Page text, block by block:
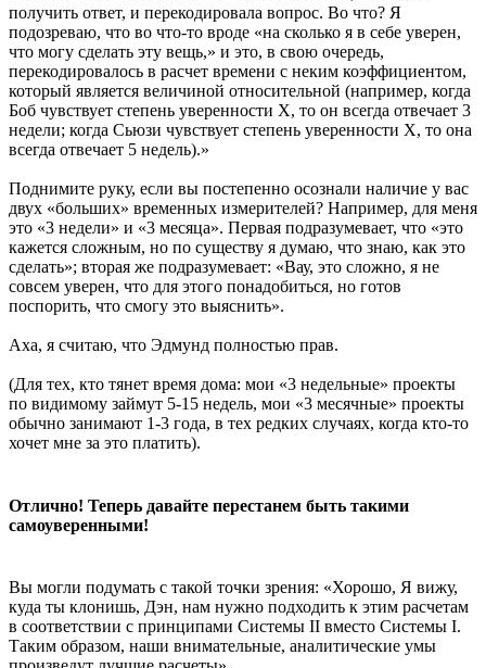
получить ответ, и перекодировала вопрос. Во что? Я
подозреваю, что во что-то вроде «на сколько я в себе уверен,
что могу сделать эту вещь,» и это, в свою очередь,
перекодировалось в расчет времени с неким коэффициентом,
который является величиной относительной (например, когда
Боб чувствует степень уверенности Х, то он всегда отвечает 3
недели; когда Сьюзи чувствует степень уверенности Х, то она
всегда отвечает 5 недель).»
Поднимите руку, если вы постепенно осознали наличие у вас
двух «больших» временных измерителей? Например, для меня
это «3 недели» и «3 месяца». Первая подразумевает, что «это
кажется сложным, но по существу я думаю, что знаю, как это
сделать»; вторая же подразумевает: «Вау, это сложно, я не
совсем уверен, что для этого понадобиться, но готов
поспорить, что смогу это выяснить».
Аха, я считаю, что Эдмунд полностью прав.
(Для тех, кто тянет время дома: мои «3 недельные» проекты
по видимому займут 5-15 недель, мои «3 месячные» проекты
обычно занимают 1-3 года, в тех редких случаях, когда кто-то
хочет мне за это платить).
Отлично! Теперь давайте перестанем быть такими
самоуверенными!
Вы могли подумать c такой точки зрения: «Хорошо, Я вижу,
куда ты клонишь, Дэн, нам нужно подходить к этим расчетам
в соответствии с принципами Системы II вместо Системы I.
Таким образом, наши внимательные, аналитические умы